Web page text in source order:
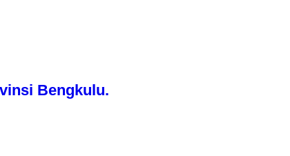
Bengkulu.